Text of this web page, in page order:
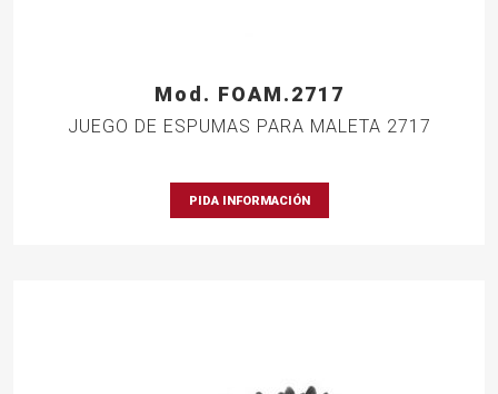
Mod. FOAM.2717
JUEGO DE ESPUMAS PARA MALETA 2717
PIDA INFORMACIÓN